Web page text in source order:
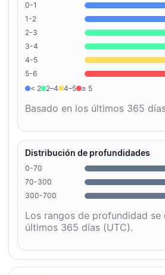
0-1
1-2
2-3
3-4
4-5
5-6
< 2
2–4 4–5 ≥ 5
Basado en los últimos 365
Distribución de profundidades
0-70
70-300
300-700
Los rangos de profundidad se
últimos 365 días (UTC).